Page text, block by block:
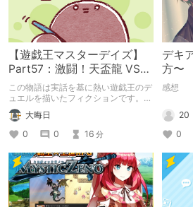
【遊戯王マスターデイズ】
Part57：激闘！天盃龍 VS
千年D【架空デュエル】
この物語は実話を基に熱い遊戯王のデ
ュエルを描いたフィクションです。
（自分用メモ：2025-05-14）
大晦日
0
0 16 分
デキ
方〜
感想
20
0